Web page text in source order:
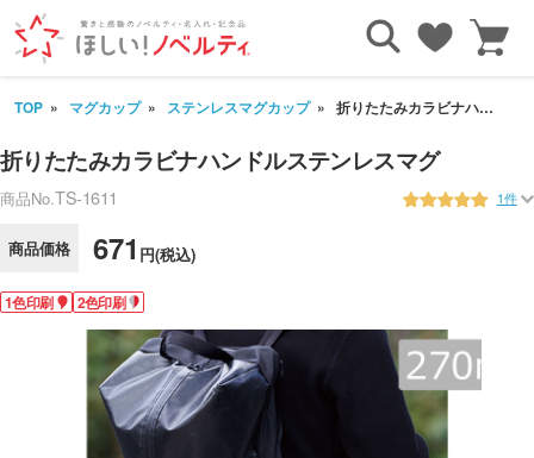
TOP マグカップ ステンレスマグカップ 折りたたみカラビナハンドルステンレスマグ
折りたたみカラビナハンドルステンレスマグ
商品No.TS-1611 1件
商品価格 671 円(税込)
1色印刷 2色印刷